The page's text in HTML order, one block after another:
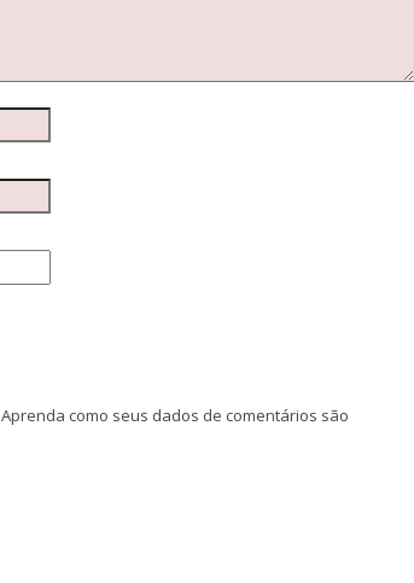
Aprenda como seus dados de comentários são